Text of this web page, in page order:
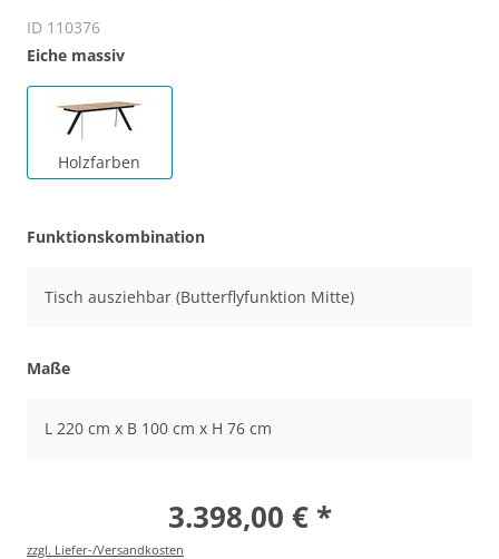
ID 110376
Eiche massiv
Holzfarben
Funktionskombination
Tisch ausziehbar (Butterflyfunktion Mitte)
Maße
L 220 cm x B 100 cm x H 76 cm
3.398,00 € *
zzgl. Liefer-/Versandkosten